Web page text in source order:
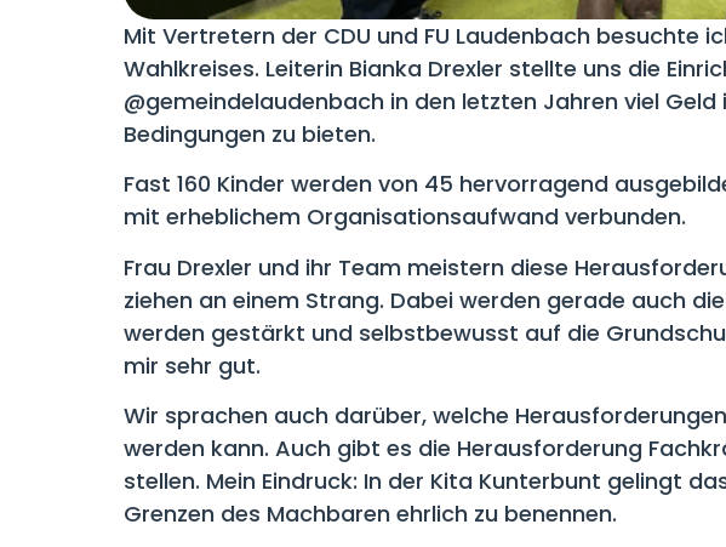
Mit Vertretern der CDU und FU Laudenbach besuchte
Wahlkreises. Leiterin Bianka Drexler stellte uns die
@gemeindelaudenbach in den letzten Jahren viel
Bedingungen zu bieten.
Fast 160 Kinder werden von 45 hervorragend
mit erheblichem Organisationsaufwand verbunden.
Frau Drexler und ihr Team meistern diese
ziehen an einem Strang. Dabei werden gerade auch
werden gestärkt und selbstbewusst auf die
mir sehr gut.
Wir sprachen auch darüber, welche
werden kann. Auch gibt es die Herausforderung
stellen. Mein Eindruck: In der Kita Kunterbunt gelingt
Grenzen des Machbaren ehrlich zu benennen.